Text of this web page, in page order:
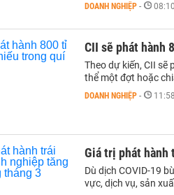
DOANH NGHIỆP -
CII sẽ phát hành
Theo dự kiến, CII
thể một đợt hoặc
DOANH NGHIỆP -
Giá trị phát hành
Dù dịch COVID-19
vực, dịch vụ, sản